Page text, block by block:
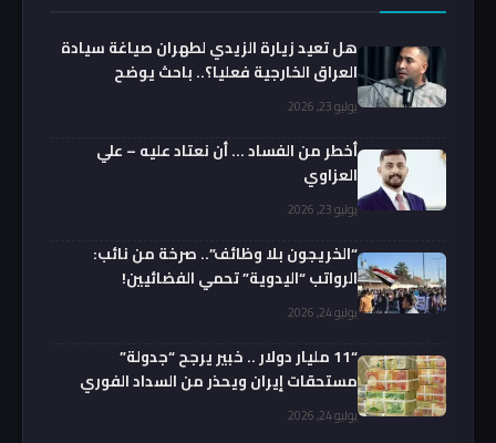
هل تعيد زيارة الزيدي لطهران صياغة سيادة
العراق الخارجية فعليا؟.. باحث يوضح
يوليو 23, 2026
أخطر من الفساد … أن نعتاد عليه – علي
العزاوي
يوليو 23, 2026
“الخريجون بلا وظائف”.. صرخة من نائب:
الرواتب “اليدوية” تحمي الفضائيين!
يوليو 24, 2026
“11 مليار دولار .. خبير يرجح “جدولة”
مستحقات إيران ويحذر من السداد الفوري
يوليو 24, 2026